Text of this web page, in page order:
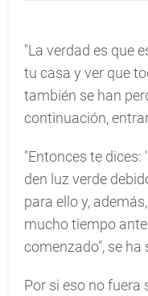
"La verdad es que
tu casa y ver que
también se han
continuación,
"Entonces te
den luz verde
para ello y,
mucho tiempo
comenzado", se ha
Por si eso no fuera